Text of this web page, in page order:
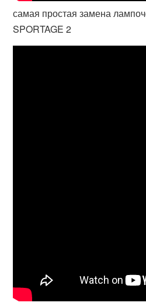
самая простая замена
SPORTAGE 2